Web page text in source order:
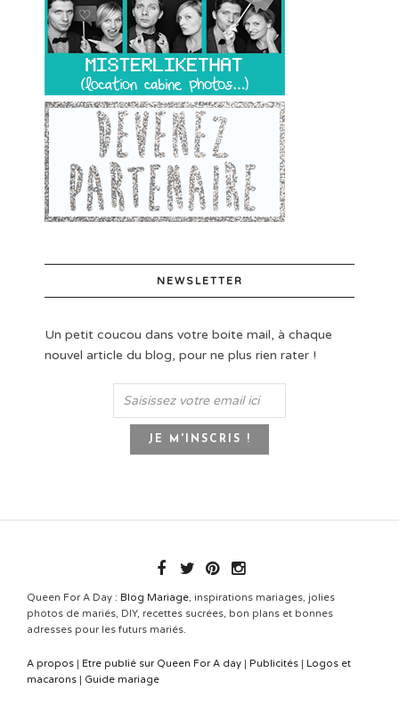
NEWSLETTER
Un petit coucou dans votre boite mail, à chaque
nouvel article du blog, pour ne plus rien rater !
Queen For A Day : Blog Mariage, inspirations mariages, jolies
photos de mariés, DIY, recettes sucrées, bon plans et bonnes
adresses pour les futurs mariés.
A propos | Etre publié sur Queen For A day | Publicités | Logos et
macarons | Guide mariage